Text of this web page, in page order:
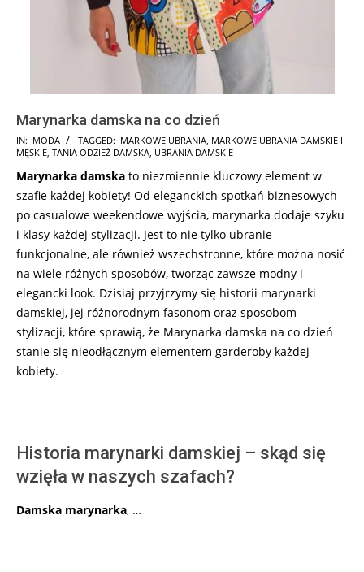
Marynarka damska na co dzień
2024-
12-
04
IN: MODA TAGGED: MARKOWE UBRANIA MARKOWE UBRANIA DAMSKIE I
MĘSKIE TANIA ODZIEŻ DAMSKA UBRANIA DAMSKIE
Marynarka damska to niezmiennie kluczowy element w
szafie każdej kobiety! Od eleganckich spotkań biznesowych
po casualowe weekendowe wyjścia, marynarka dodaje szyku
i klasy każdej stylizacji. Jest to nie tylko ubranie
funkcjonalne, ale również wszechstronne, które można nosić
na wiele różnych sposobów, tworząc zawsze modny i
elegancki look. Dzisiaj przyjrzymy się historii marynarki
damskiej, jej różnorodnym fasonom oraz sposobom
stylizacji, które sprawią, że Marynarka damska na co dzień
stanie się nieodłącznym elementem garderoby każdej
kobiety.
Historia marynarki damskiej – skąd się
wzięła w naszych szafach?
Damska marynarka, …